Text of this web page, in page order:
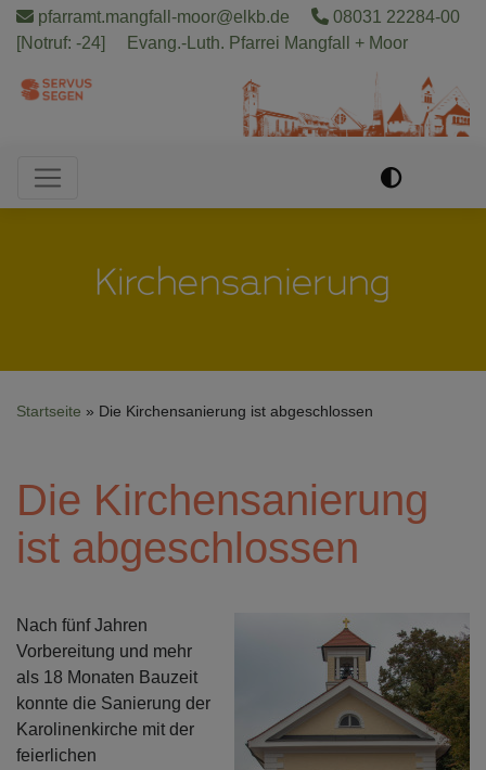
Direkt
zum
pfarramt.mangfall-moor@elkb.de
08031 22284-00
[Notruf: -24]
Evang.-Luth. Pfarrei Mangfall + Moor
Hauptnavigation
Startseite Die Kirchensanierung ist abgeschlossen
Die Kirchensanierung
ist abgeschlossen
Nach fünf Jahren
Vorbereitung und mehr
als 18 Monaten Bauzeit
konnte die Sanierung der
Karolinenkirche mit der
feierlichen